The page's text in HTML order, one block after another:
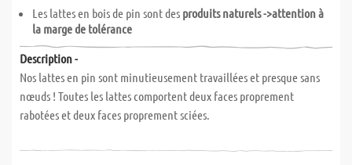
Les lattes en bois de pin sont des produits naturels ->attention à
la marge de tolérance
Description -
Nos lattes en pin sont minutieusement travaillées et presque sans
nœuds ! Toutes les lattes comportent deux faces proprement
rabotées et deux faces proprement sciées.